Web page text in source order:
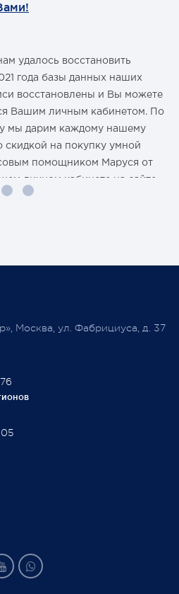
удалось восстановить
года базы данных наших
восстановлены и Вы можете
Вашим личным кабинетом. По
мы дарим каждому нашему
скидкой на покупку умной
помощником Маруся от
личном кабинете на сайте
Москва, ул. Фабрициуса, д. 37